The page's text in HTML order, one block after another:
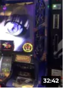
32:42